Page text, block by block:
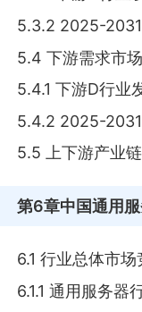
5.3.2 2025-
5.4 下游需求市
5.4.1 下游D行业
5.4.2 2025-
5.5 上下游产业
第6章中国通用
6.1 行业总体市
6.1.1 通用服务器